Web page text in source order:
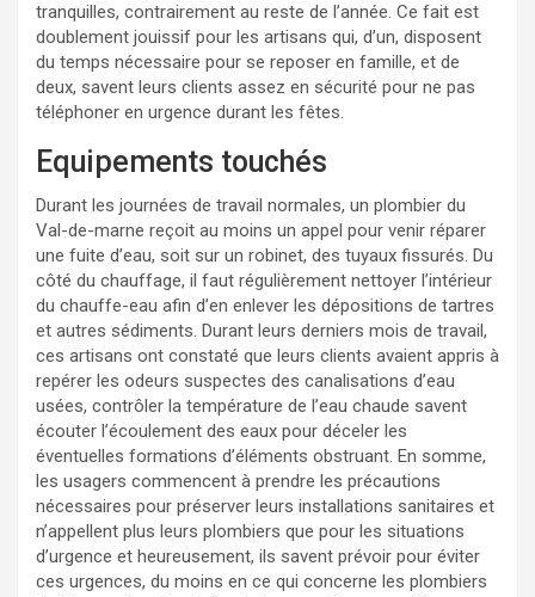
tranquilles, contrairement au reste de l’année. Ce fait est
doublement jouissif pour les artisans qui, d’un, disposent
du temps nécessaire pour se reposer en famille, et de
deux, savent leurs clients assez en sécurité pour ne pas
téléphoner en urgence durant les fêtes.
Equipements touchés
Durant les journées de travail normales, un plombier du
Val-de-marne reçoit au moins un appel pour venir réparer
une fuite d’eau, soit sur un robinet, des tuyaux fissurés. Du
côté du chauffage, il faut régulièrement nettoyer l’intérieur
du chauffe-eau afin d’en enlever les dépositions de tartres
et autres sédiments. Durant leurs derniers mois de travail,
ces artisans ont constaté que leurs clients avaient appris à
repérer les odeurs suspectes des canalisations d’eau
usées, contrôler la température de l’eau chaude savent
écouter l’écoulement des eaux pour déceler les
éventuelles formations d’éléments obstruant. En somme,
les usagers commencent à prendre les précautions
nécessaires pour préserver leurs installations sanitaires et
n’appellent plus leurs plombiers que pour les situations
d’urgence et heureusement, ils savent prévoir pour éviter
ces urgences, du moins en ce qui concerne les plombiers